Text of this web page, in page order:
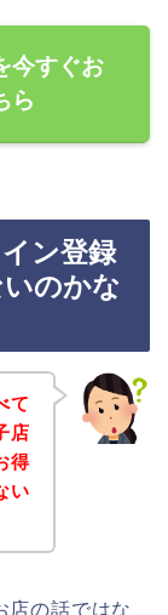
今すぐお
ら
ン登録
のかな
て
店
得
い
店の話ではな